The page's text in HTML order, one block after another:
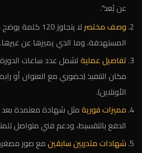
عن بُعد".
وصف مختصر
لا يتجاوز 120
المستهدفة، وما الذي يميزها عن غيرها.
تفاصيل عمليةتشمل عدد ساعات
مكان التنفيذ (حضوري مع العنوان أو
الأونلاين).
مميزات فوريةمثل شهادة معتمدة بعد
الدفع بالتقسيط، ودعم فني متواصل
شهادات متدربين سابقينمع صور